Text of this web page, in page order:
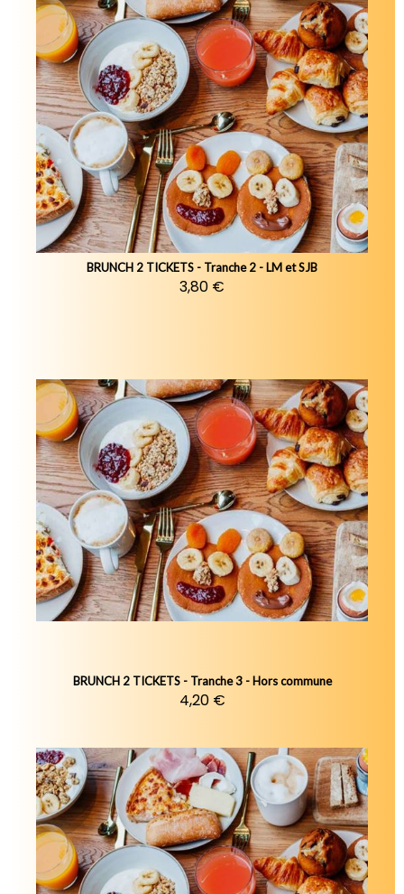
BRUNCH 2 TICKETS - Tranche 2 - LM et SJB
3,80 €
BRUNCH 2 TICKETS - Tranche 3 - Hors commune
4,20 €